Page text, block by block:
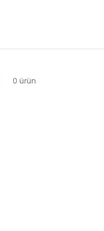
0 ürün